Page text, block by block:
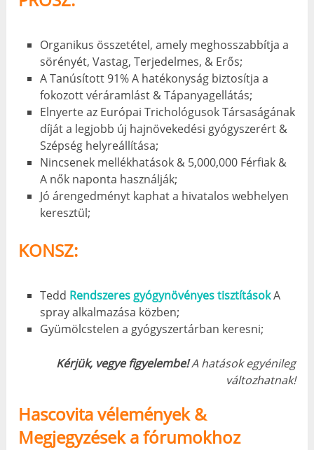
Organikus összetétel, amely meghosszabbítja a
sörényét, Vastag, Terjedelmes, & Erős;
A Tanúsított 91% A hatékonyság biztosítja a
fokozott véráramlást & Tápanyagellátás;
Elnyerte az Európai Trichológusok Társaságának
díját a legjobb új hajnövekedési gyógyszerért &
Szépség helyreállítása;
Nincsenek mellékhatások & 5,000,000 Férfiak &
A nők naponta használják;
Jó árengedményt kaphat a hivatalos webhelyen
keresztül;
KONSZ:
Tedd Rendszeres gyógynövényes tisztításokA
spray alkalmazása közben;
Gyümölcstelen a gyógyszertárban keresni;
Kérjük, vegye figyelembe!A hatások egyénileg
változhatnak!
Hascovita vélemények &
Megjegyzések a fórumokhoz